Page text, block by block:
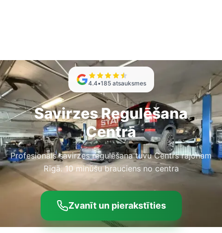
4.4•185 atsauksmes
Savirzes Regulēšana
Centrā
Profesionāls savirzes regulēšana tuvu Centrs rajonam
Rīgā. 10 minūšu brauciens no centra
Zvanīt un pierakstīties